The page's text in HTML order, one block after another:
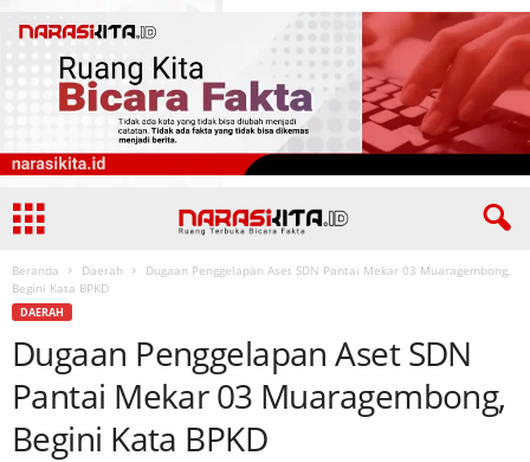
Beranda Daerah
Dugaan Penggelapan Aset SDN Pantai Mekar 03 Muaragembong,
Begini Kata BPKD
DAERAH
Dugaan Penggelapan Aset SDN
Pantai Mekar 03 Muaragembong,
Begini Kata BPKD